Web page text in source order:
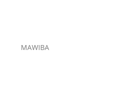
MAWIBA